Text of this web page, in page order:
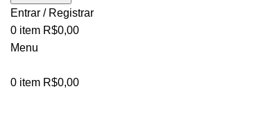
Entrar / Registrar
0 item R$0,00
Menu
0 item R$0,00